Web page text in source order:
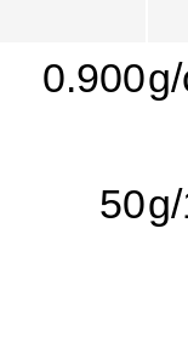
0.900
50